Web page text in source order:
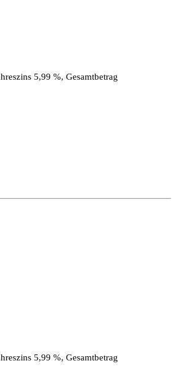
5,99 %, Gesamtbetrag
5,99 %, Gesamtbetrag